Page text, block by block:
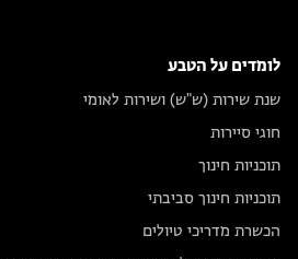
לומדים על הטבע
שנת שירות (ש"ש) ושירות לאומי
חוגי סיירות
תוכניות חינוך
תוכניות חינוך סביבתי
הכשרת מדריכי טיולים